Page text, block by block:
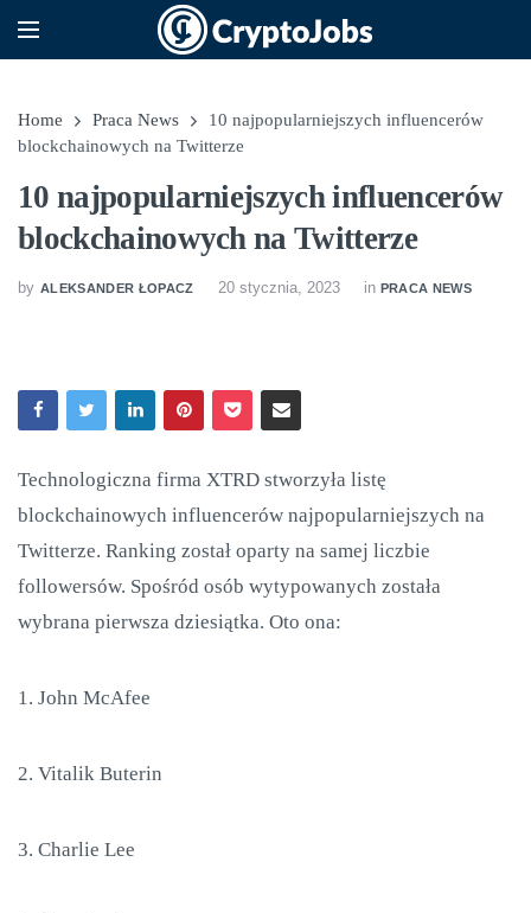
Home Praca News
10 najpopularniejszych influencerów
blockchainowych na Twitterze
10 najpopularniejszych influencerów
blockchainowych na Twitterze
by ALEKSANDER ŁOPACZ 20 stycznia, 2023 in PRACA NEWS
Technologiczna firma XTRD stworzyła listę
blockchainowych influencerów najpopularniejszych na
Twitterze. Ranking został oparty na samej liczbie
followersów. Spośród osób wytypowanych została
wybrana pierwsza dziesiątka. Oto ona:
1. John McAfee
2. Vitalik Buterin
3. Charlie Lee